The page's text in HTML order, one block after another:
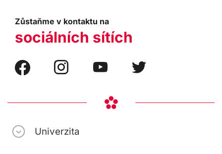
Zůstaňme v kontaktu na
sociálních sítích
Univerzita